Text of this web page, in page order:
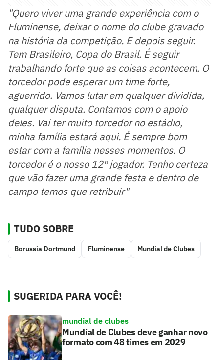
"Quero viver uma grande experiência com o
Fluminense, deixar o nome do clube gravado
na história da competição. E depois seguir.
Tem Brasileiro, Copa do Brasil. É seguir
trabalhando forte que as coisas acontecem. O
torcedor pode esperar um time forte,
aguerrido. Vamos lutar em qualquer dividida,
qualquer disputa. Contamos com o apoio
deles. Vai ter muito torcedor no estádio,
minha família estará aqui. É sempre bom
estar com a família nesses momentos. O
torcedor é o nosso 12º jogador. Tenho certeza
que vão fazer uma grande festa e dentro de
campo temos que retribuir"
TUDO SOBRE
Borussia Dortmund Fluminense Mundial de Clubes
SUGERIDA PARA VOCÊ!
mundial de clubes
Mundial de Clubes deve ganhar novo
formato com 48 times em 2029